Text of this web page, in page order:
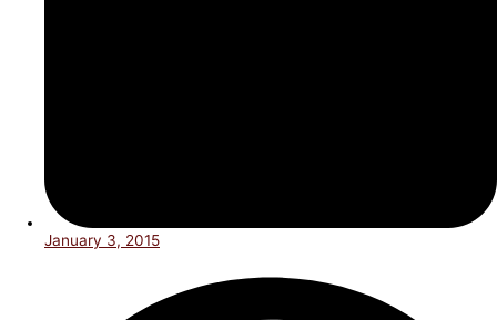
January 3, 2015